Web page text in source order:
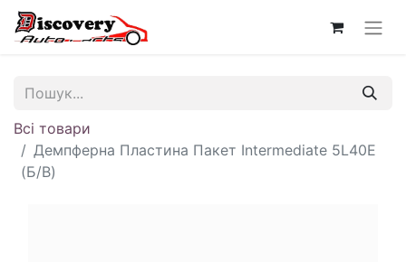
Всі товари
Демпферна Пластина Пакет Intermediate 5L40E
(Б/В)